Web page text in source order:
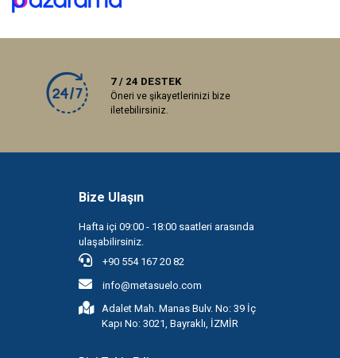
7 / 24 DESTEK
Öneri ve şikayetlerinizi bize
iletebilirsiniz.
Bize Ulaşın
Hafta içi 09:00 - 18:00 saatleri arasında
ulaşabilirsiniz.
+90 554 167 20 82
info@metasuelo.com
Adalet Mah. Manas Bulv. No: 39 İç
Kapı No: 3021, Bayraklı, İZMİR